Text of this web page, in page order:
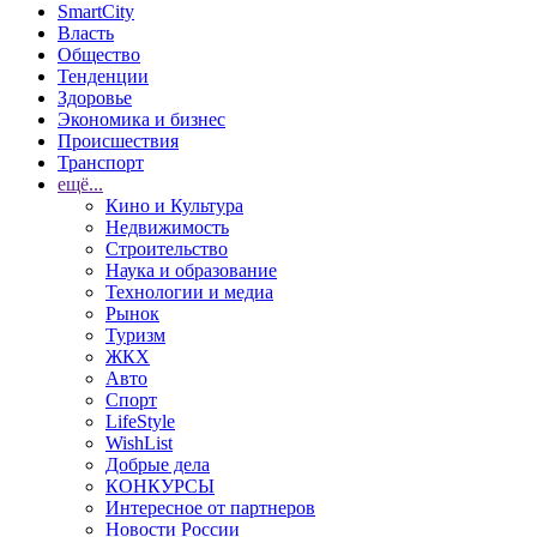
SmartCity
Власть
Общество
Тенденции
Здоровье
Экономика и бизнес
Происшествия
Транспорт
ещё...
Кино и Культура
Недвижимость
Строительство
Наука и образование
Технологии и медиа
Рынок
Туризм
ЖКХ
Авто
Спорт
LifeStyle
WishList
Добрые дела
КОНКУРСЫ
Интересное от партнеров
Новости России